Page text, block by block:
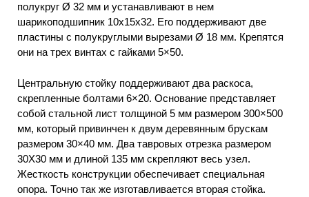
полукруг Ø 32 мм и устанавливают в нем
шарикоподшипник 10x15x32. Его поддерживают две
пластины с полукруглыми вырезами Ø 18 мм. Крепятся
они на трех винтах с гайками 5×50.
Центральную стойку поддерживают два раскоса,
скрепленные болтами 6×20. Основание представляет
собой стальной лист толщиной 5 мм размером 300×500
мм, который привинчен к двум деревянным брускам
размером 30×40 мм. Два тавровых отрезка размером
30X30 мм и длиной 135 мм скрепляют весь узел.
Жесткость конструкции обеспечивает специальная
опора. Точно так же изготавливается вторая стойка.